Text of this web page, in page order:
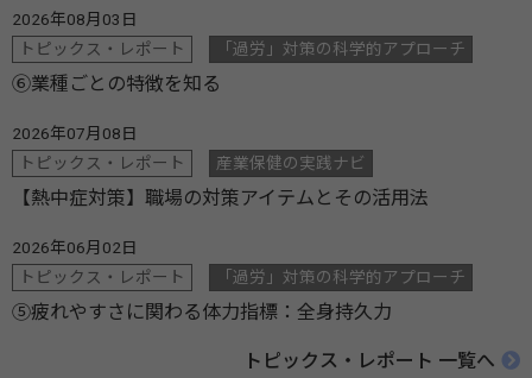
2026年08月03日
トピックス・レポート
「過労」対策の科学的アプローチ
⑥業種ごとの特徴を知る
2026年07月08日
トピックス・レポート
産業保健の実践ナビ
【熱中症対策】職場の対策アイテムとその活用法
2026年06月02日
トピックス・レポート
「過労」対策の科学的アプローチ
⑤疲れやすさに関わる体力指標：全身持久力
トピックス・レポート 一覧へ